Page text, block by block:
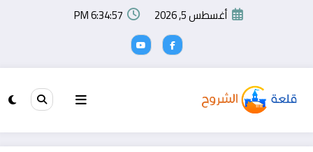
أغسطس 5, 2026 6:34:57 PM